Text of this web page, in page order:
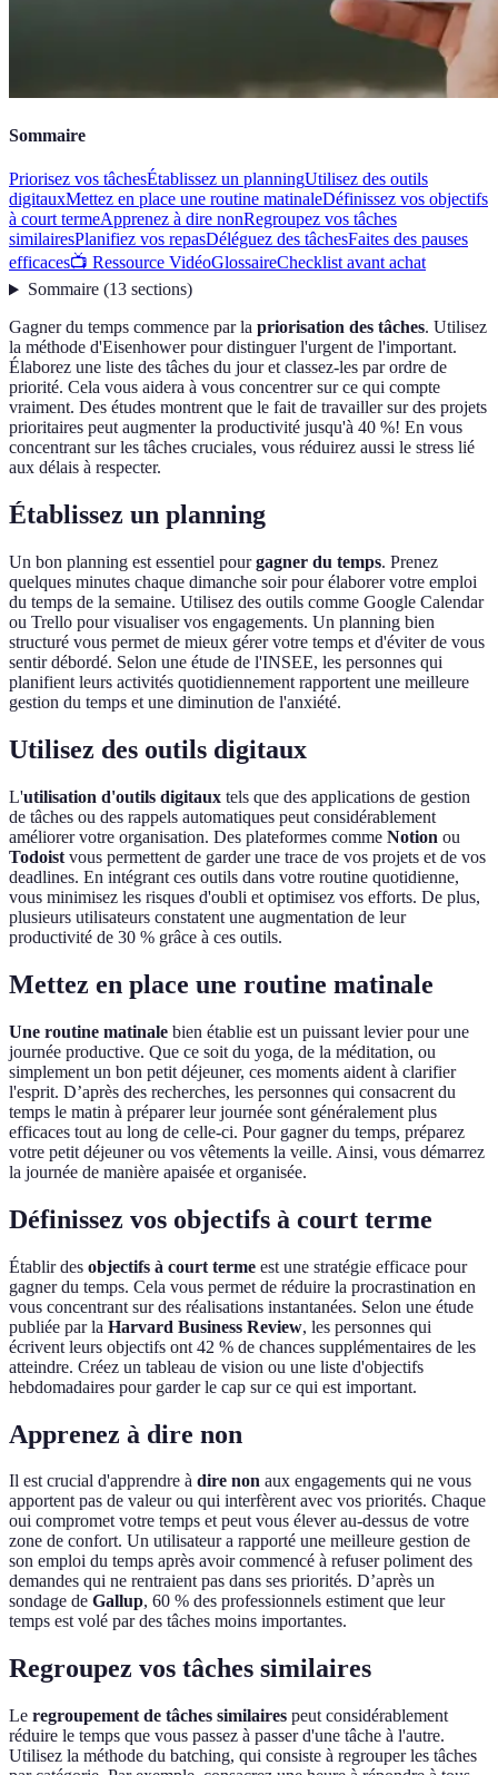
Sommaire
Priorisez vos tâchesÉtablissez un planningUtilisez des outils
digitauxMettez en place une routine matinaleDéfinissez vos objectifs
à court termeApprenez à dire nonRegroupez vos tâches
similairesPlanifiez vos repasDéléguez des tâchesFaites des pauses
efficaces📺 Ressource VidéoGlossaireChecklist avant achat
Sommaire(13 sections)
Gagner du temps commence par la priorisation des tâches. Utilisez
la méthode d'Eisenhower pour distinguer l'urgent de l'important.
Élaborez une liste des tâches du jour et classez-les par ordre de
priorité. Cela vous aidera à vous concentrer sur ce qui compte
vraiment. Des études montrent que le fait de travailler sur des projets
prioritaires peut augmenter la productivité jusqu'à 40 %! En vous
concentrant sur les tâches cruciales, vous réduirez aussi le stress lié
aux délais à respecter.
Établissez un planning
Un bon planning est essentiel pourgagner du temps. Prenez
quelques minutes chaque dimanche soir pour élaborer votre emploi
du temps de la semaine. Utilisez des outils comme Google Calendar
ou Trello pour visualiser vos engagements. Un planning bien
structuré vous permet de mieux gérer votre temps et d'éviter de vous
sentir débordé. Selon une étude de l'INSEE, les personnes qui
planifient leurs activités quotidiennement rapportent une meilleure
gestion du temps et une diminution de l'anxiété.
Utilisez des outils digitaux
L'utilisation d'outils digitaux tels que des applications de gestion
de tâches ou des rappels automatiques peut considérablement
améliorer votre organisation. Des plateformes comme Notion ou
Todoist vous permettent de garder une trace de vos projets et de vos
deadlines. En intégrant ces outils dans votre routine quotidienne,
vous minimisez les risques d'oubli et optimisez vos efforts. De plus,
plusieurs utilisateurs constatent une augmentation de leur
productivité de 30 % grâce à ces outils.
Mettez en place une routine matinale
Une routine matinale bien établie est un puissant levier pour une
journée productive. Que ce soit du yoga, de la méditation, ou
simplement un bon petit déjeuner, ces moments aident à clarifier
l'esprit. D’après des recherches, les personnes qui consacrent du
temps le matin à préparer leur journée sont généralement plus
efficaces tout au long de celle-ci. Pour gagner du temps, préparez
votre petit déjeuner ou vos vêtements la veille. Ainsi, vous démarrez
la journée de manière apaisée et organisée.
Définissez vos objectifs à court terme
Établir des objectifs à court terme est une stratégie efficace pour
gagner du temps. Cela vous permet de réduire la procrastination en
vous concentrant sur des réalisations instantanées. Selon une étude
publiée par la Harvard Business Review, les personnes qui
écrivent leurs objectifs ont 42 % de chances supplémentaires de les
atteindre. Créez un tableau de vision ou une liste d'objectifs
hebdomadaires pour garder le cap sur ce qui est important.
Apprenez à dire non
Il est crucial d'apprendre à dire non aux engagements qui ne vous
apportent pas de valeur ou qui interfèrent avec vos priorités. Chaque
oui compromet votre temps et peut vous élever au-dessus de votre
zone de confort. Un utilisateur a rapporté une meilleure gestion de
son emploi du temps après avoir commencé à refuser poliment des
demandes qui ne rentraient pas dans ses priorités. D’après un
sondage de Gallup, 60 % des professionnels estiment que leur
temps est volé par des tâches moins importantes.
Regroupez vos tâches similaires
Le regroupement de tâches similaires peut considérablement
réduire le temps que vous passez à passer d'une tâche à l'autre.
Utilisez la méthode du batching, qui consiste à regrouper les tâches